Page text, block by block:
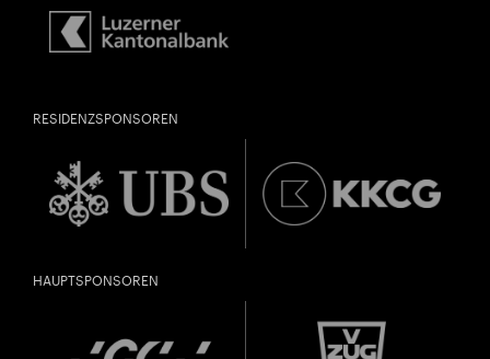
RESIDENZSPONSOREN
HAUPTSPONSOREN